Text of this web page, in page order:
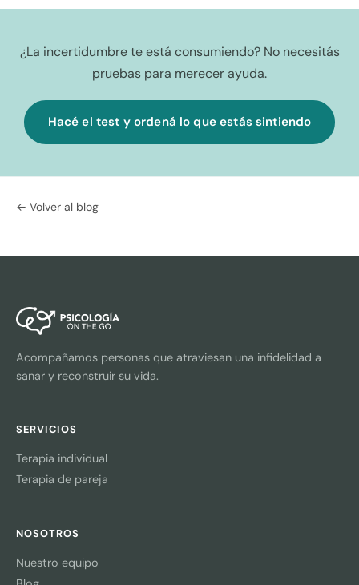
¿La incertidumbre te está consumiendo? No necesitás
pruebas para merecer ayuda.
Hacé el test y ordená lo que estás sintiendo
← Volver al blog
Acompañamos personas que atraviesan una infidelidad a
sanar y reconstruir su vida.
SERVICIOS
Terapia individual
Terapia de pareja
NOSOTROS
Nuestro equipo